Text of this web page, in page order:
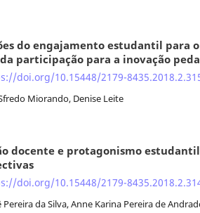
do engajamento estudantil para
participação para a inovação
doi.org/10.15448/2179-
Miorando, Denise Leite
docente e protagonismo
doi.org/10.15448/2179-
Pereira da Silva, Anne Karina Pereira de